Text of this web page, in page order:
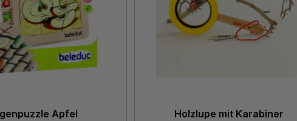
Apfel Holzlupe mit Karabiner